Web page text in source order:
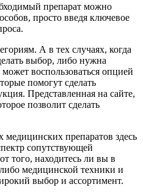
препарат можно
просто введя ключевое
А в тех случаях, когда
выбор, либо нужна
воспользоваться опцией
помогут сделать
Представленная на сайте,
позволит сделать
препаратов здесь
сопутствующей
того, находитесь ли вы в
медицинской техники и
выбор и ассортимент.